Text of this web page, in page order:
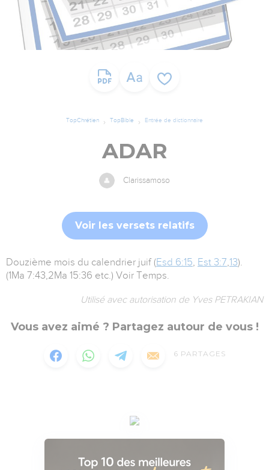
TopChrétien TopBible Entrée de dictionnaire
ADAR
Clarissamoso
Voir les versets relatifs
Douzième mois du calendrier juif (Esd 6:15, Est 3:7,13).
(1Ma 7:43,2Ma 15:36 etc.) Voir Temps.
Utilisé avec autorisation de Yves PETRAKIAN
Vous avez aimé ? Partagez autour de vous !
6 PARTAGES